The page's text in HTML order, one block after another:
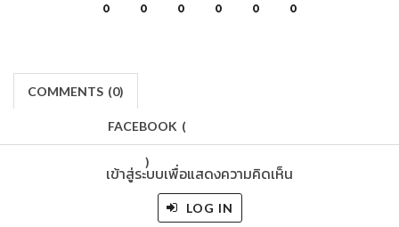
0 0 0 0 0 0
COMMENTS (0)
FACEBOOK (
)
เข้าสู่ระบบเพื่อแสดงความคิดเห็น
LOG IN